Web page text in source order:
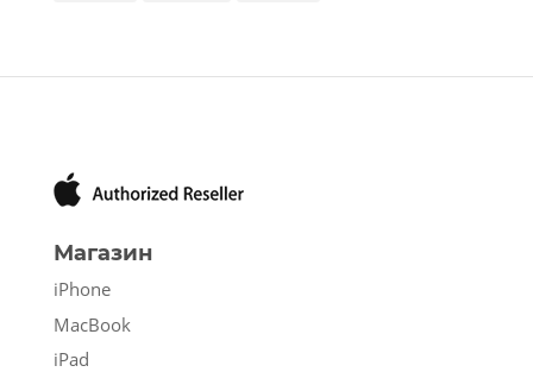
Магазин
iPhone
MacBook
iPad